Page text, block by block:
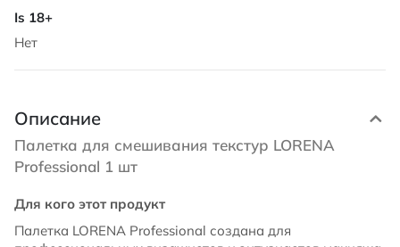
Нет
Описание
Палетка для смешивания текстур LORENA
Professional 1 шт
Для кого этот продукт
Палетка LORENA Professional создана для